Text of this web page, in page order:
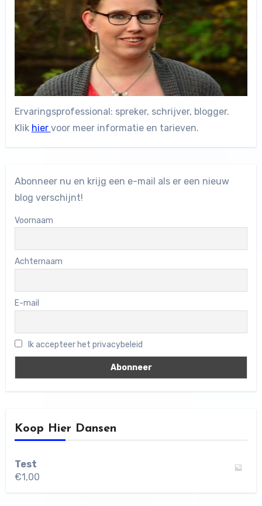
Ervaringsprofessional: spreker, schrijver, blogger.
Klik hier voor meer informatie en tarieven.
Abonneer nu en krijg een e-mail als er een nieuw
blog verschijnt!
Voornaam
Achternaam
E-mail
Ik accepteer het privacybeleid
Koop Hier Dansen
Test
€1,00